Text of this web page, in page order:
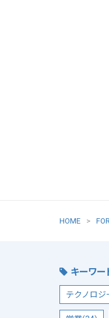
HOME
キーワー
テクノロジ